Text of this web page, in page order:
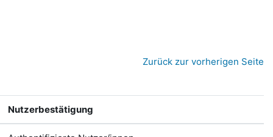
Zurück zur vorherigen Seite
Nutzerbestätigung